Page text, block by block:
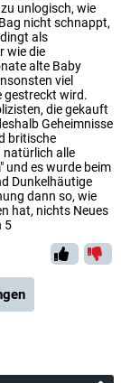
unlogisch, wie
nicht schnappt,
als
wie die
alte Baby
viel
gestreckt wird.
die gekauft
Geheimnisse
britische
natürlich alle
und es wurde beim
Dunkelhäutige
dann so, wie
hat, nichts Neues
5